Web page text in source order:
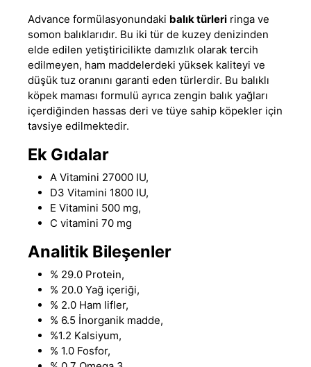
Advance formülasyonundaki balık türleri ringa ve
somon balıklarıdır. Bu iki tür de kuzey denizinden
elde edilen yetiştiricilikte damızlık olarak tercih
edilmeyen, ham maddelerdeki yüksek kaliteyi ve
düşük tuz oranını garanti eden türlerdir. Bu balıklı
köpek maması formulü ayrıca zengin balık yağları
içerdiğinden hassas deri ve tüye sahip köpekler için
tavsiye edilmektedir.
Ek Gıdalar
A Vitamini 27000 IU,
D3 Vitamini 1800 IU,
E Vitamini 500 mg,
C vitamini 70 mg
Analitik Bileşenler
% 29.0 Protein,
% 20.0 Yağ içeriği,
% 2.0 Ham lifler,
% 6.5 İnorganik madde,
%1.2 Kalsiyum,
% 1.0 Fosfor,